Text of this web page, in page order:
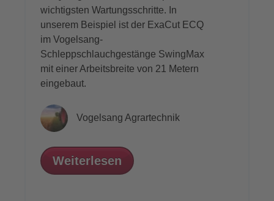
wichtigsten Wartungsschritte. In
unserem Beispiel ist der ExaCut ECQ
im Vogelsang-
Schleppschlauchgestänge SwingMax
mit einer Arbeitsbreite von 21 Metern
eingebaut.
Vogelsang Agrartechnik
Weiterlesen